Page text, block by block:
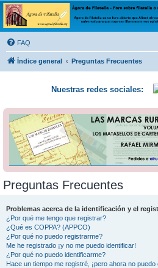
Ágora de Filatelia
Foro sobre filatelia o sobre lo que se tercie. Ágora
ofrece a la comunidad filatélica universal para que
conocimientos
FAQ
Índice general Preguntas Frecuentes
Nuestras redes sociales:
Preguntas Frecuentes
Problemas acerca de la identificación y el
¿Por qué me tengo que registrar?
¿Qué es COPPA? (APPCO)
¿Por qué no puedo registrarme?
Me he registrado ¡y no me puedo identificar!
¿Por qué no puedo identificarme?
Hace un tiempo me registré, ¡pero ahora no puedo